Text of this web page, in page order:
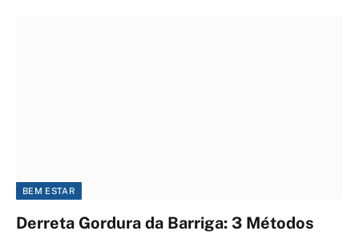
BEM ESTAR
Derreta Gordura da Barriga: 3 Métodos